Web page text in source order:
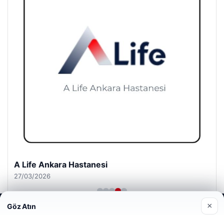
A Life Ankara Hastanesi
27/03/2026
Web sitemizi nasıl kullandığınızı daha iyi anlayabilmek,
Göz Atın ×